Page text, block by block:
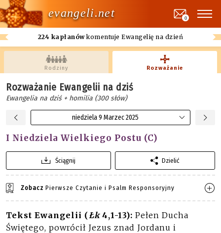
evangeli.net
224 kapłanówkomentuje Ewangelię na dzień
0
Rodziny Rozważanie
Rozważanie Ewangelii na dziś
Ewangelia na dziś + homilia (300 słów)
niedziela 9 Marzec 2025
I Niedziela Wielkiego Postu (C)
Ściągnij Dzielić
Zobacz Pierwsze Czytanie i Psalm Responsoryjny
Tekst Ewangelii (Łk4,1-13): Pełen Ducha
Świętego, powrócił Jezus znad Jordanu i